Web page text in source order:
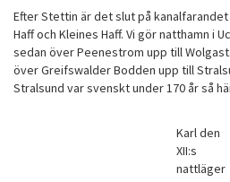
Efter Stettin är det slut på
Haff och Kleines Haff. Vi gör natthamn i
sedan över Peenestrom upp till
över Greifswalder Bodden upp till
Stralsund var svenskt under 170 år så
Karl den
XII:s
nattläger